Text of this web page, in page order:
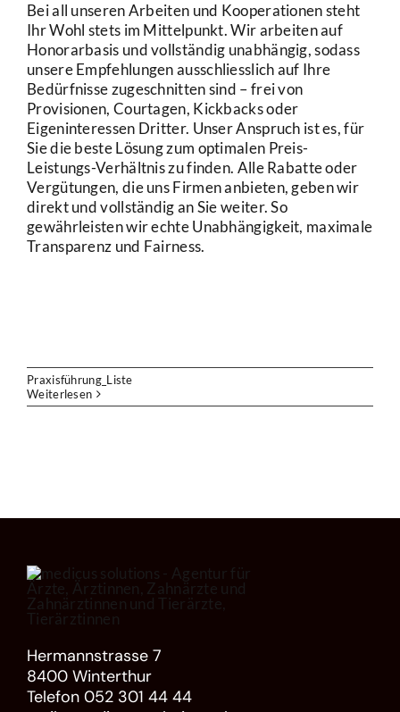
Bei all unseren Arbeiten und Kooperationen steht
Ihr Wohl stets im Mittelpunkt. Wir arbeiten auf
Honorarbasis und vollständig unabhängig, sodass
unsere Empfehlungen ausschliesslich auf Ihre
Bedürfnisse zugeschnitten sind – frei von
Provisionen, Courtagen, Kickbacks oder
Eigeninteressen Dritter. Unser Anspruch ist es, für
Sie die beste Lösung zum optimalen Preis-
Leistungs-Verhältnis zu finden. Alle Rabatte oder
Vergütungen, die uns Firmen anbieten, geben wir
direkt und vollständig an Sie weiter. So
gewährleisten wir echte Unabhängigkeit, maximale
Transparenz und Fairness.
Praxisführung_Liste
Weiterlesen
Hermannstrasse 7
8400 Winterthur
Telefon 052 301 44 44